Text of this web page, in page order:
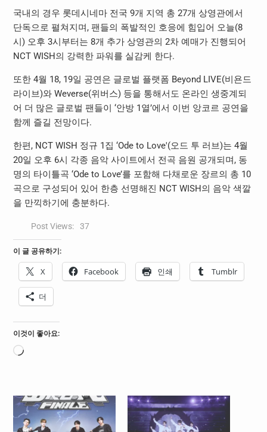
국내의 경우 롯데시네마 전국 9개 지역 총 27개 상영관에서
단독으로 펼쳐지며, 팬들의 폭발적인 호응에 힘입어 오늘(8
시) 오후 3시부터는 8개 추가 상영관의 2차 예매가 진행되어
NCT WISH의 강력한 파워를 실감케 한다.
또한 4월 18, 19일 공연은 글로벌 플랫폼 Beyond LIVE(비욘드
라이브)와 Weverse(위버스) 등을 통해서도 온라인 생중계되
어 더 많은 글로벌 팬들이 ‘안방 1열’에서 이번 앙코르 공연을
함께 즐길 전망이다.
한편, NCT WISH 정규 1집 ‘Ode to Love'(오드 투 러브)는 4월
20일 오후 6시 각종 음악 사이트에서 전곡 음원 공개되며, 동
명의 타이틀곡 ‘Ode to Love’를 포함해 다채로운 장르의 총 10
곡으로 구성되어 있어 한층 선명해진 NCT WISH의 음악 색깔
을 만끽하기에 충분하다.
Post Views: 37
이 글 공유하기:
X Facebook 인쇄 Tumblr
더
이것이 좋아요:
로